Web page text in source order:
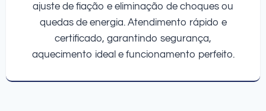
ajuste de fiação e eliminação de choques ou
quedas de energia. Atendimento rápido e
certificado, garantindo segurança,
aquecimento ideal e funcionamento perfeito.